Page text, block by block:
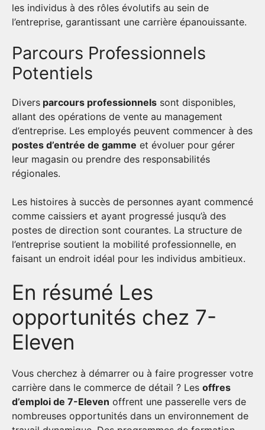
les individus à des rôles évolutifs au sein de
l’entreprise, garantissant une carrière épanouissante.
Parcours Professionnels
Potentiels
Divers parcours professionnels sont disponibles,
allant des opérations de vente au management
d’entreprise. Les employés peuvent commencer à des
postes d’entrée de gamme et évoluer pour gérer
leur magasin ou prendre des responsabilités
régionales.
Les histoires à succès de personnes ayant commencé
comme caissiers et ayant progressé jusqu’à des
postes de direction sont courantes. La structure de
l’entreprise soutient la mobilité professionnelle, en
faisant un endroit idéal pour les individus ambitieux.
En résumé Les
opportunités chez 7-
Eleven
Vous cherchez à démarrer ou à faire progresser votre
carrière dans le commerce de détail ? Les offres
d’emploi de 7-Eleven offrent une passerelle vers de
nombreuses opportunités dans un environnement de